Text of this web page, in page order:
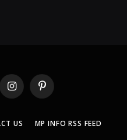
InstagramPinterest
US MP INFO RSS FEED